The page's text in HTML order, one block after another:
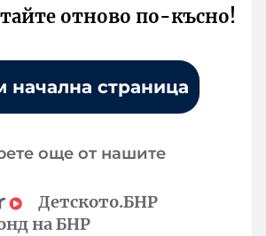
отново по-късно!
начална страница
още от нашите
Детското.БНР
на БНР